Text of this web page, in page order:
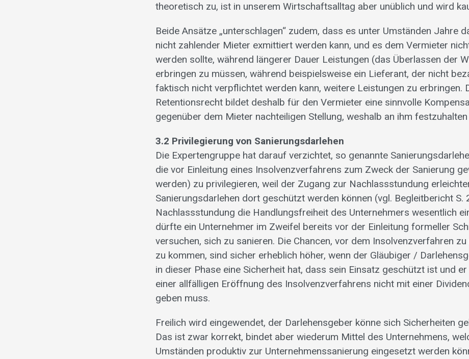
theoretisch zu, ist in unserem Wirtschaftsalltag aber unüblich und wird
Beide Ansätze „unterschlagen“ zudem, dass es unter Umständen Jahre
nicht zahlender Mieter exmittiert werden kann, und es dem Vermieter
werden sollte, während längerer Dauer Leistungen (das Überlassen der
erbringen zu müssen, während beispielsweise ein Lieferant, der nicht
faktisch nicht verpflichtet werden kann, weitere Leistungen zu erbringen.
Retentionsrecht bildet deshalb für den Vermieter eine sinnvolle
gegenüber dem Mieter nachteiligen Stellung, weshalb an ihm
3.2 Privilegierung von Sanierungsdarlehen
Die Expertengruppe hat darauf verzichtet, so genannte
die vor Einleitung eines Insolvenzverfahrens zum Zweck der Sanierung
werden) zu privilegieren, weil der Zugang zur Nachlassstundung
Sanierungsdarlehen dort geschützt werden können (vgl. Begleitbericht S.
Nachlassstundung die Handlungsfreiheit des Unternehmers wesentlich
dürfte ein Unternehmer im Zweifel bereits vor der Einleitung formeller
versuchen, sich zu sanieren. Die Chancen, vor dem Insolvenzverfahren zu
zu kommen, sind sicher erheblich höher, wenn der Gläubiger /
in dieser Phase eine Sicherheit hat, dass sein Einsatz geschützt ist und
einer allfälligen Eröffnung des Insolvenzverfahrens nicht mit einer
geben muss.
Freilich wird eingewendet, der Darlehensgeber könne sich Sicherheiten
Das ist zwar korrekt, bindet aber wiederum Mittel des Unternehmens,
Umständen produktiv zur Unternehmenssanierung eingesetzt werden